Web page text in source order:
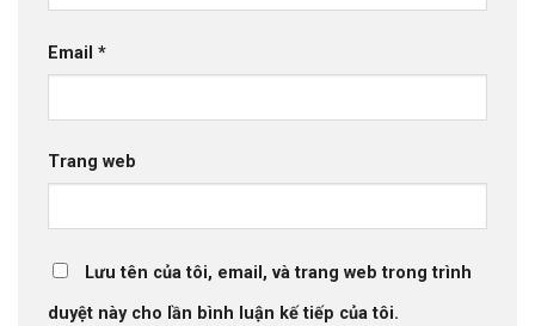
Email *
Trang web
Lưu tên của tôi, email, và trang web trong trình
duyệt này cho lần bình luận kế tiếp của tôi.